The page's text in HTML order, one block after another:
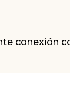
conexión